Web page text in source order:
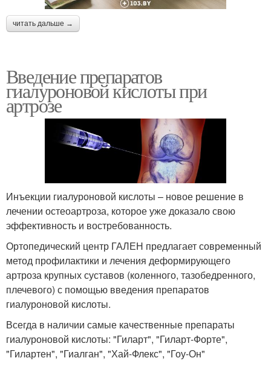
читать дальше →
Введение препаратов
гиалуроновой кислоты при
артрозе
Инъекции гиалуроновой кислоты – новое решение в
лечении остеоартроза, которое уже доказало свою
эффективность и востребованность.
Ортопедический центр ГАЛЕН предлагает современный
метод профилактики и лечения деформирующего
артроза крупных суставов (коленного, тазобедренного,
плечевого) с помощью введения препаратов
гиалуроновой кислоты.
Всегда в наличии самые качественные препараты
гиалуроновой кислоты: "Гиларт", "Гиларт-Форте",
"Гилартен", "Гиалган", "Хай-Флекс", "Гоу-Он"